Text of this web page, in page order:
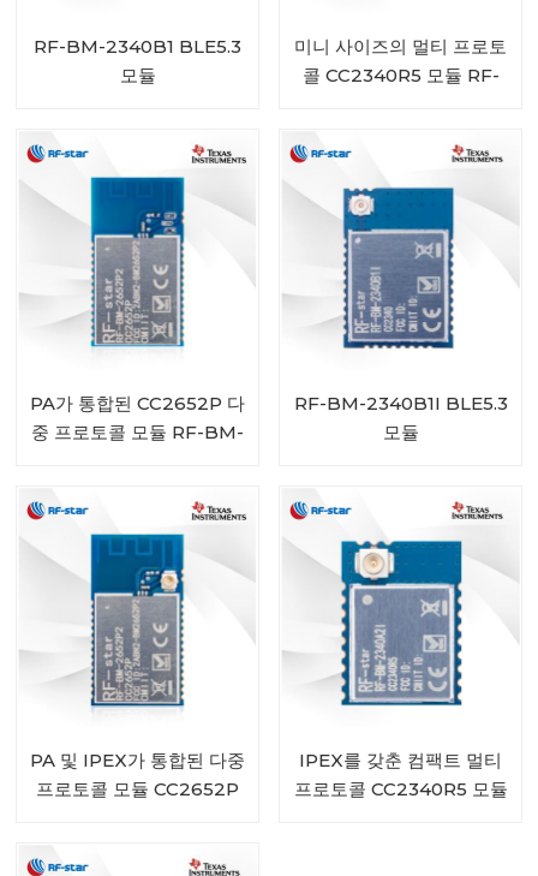
RF-BM-2340B1 BLE5.3
모듈
미니 사이즈의 멀티 프로토
콜 CC2340R5 모듈 RF-
PA가 통합된 CC2652P 다
중 프로토콜 모듈 RF-BM-
RF-BM-2340B1I BLE5.3
모듈
PA 및 IPEX가 통합된 다중
프로토콜 모듈 CC2652P
IPEX를 갖춘 컴팩트 멀티
프로토콜 CC2340R5 모듈